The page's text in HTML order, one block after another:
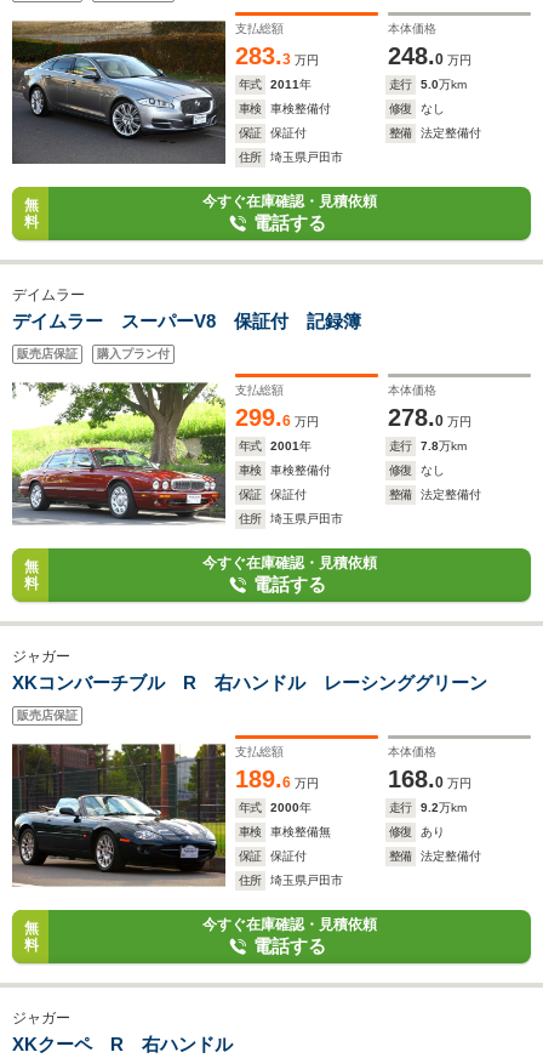
支払総額
283.3 万円
本体価格
248.0 万円
年式
2011年 走行 5.0万km
車検
車検整備付 修復
なし
保証
保証付 整備
法定整備付
住所
埼玉県戸田市
無
料
今すぐ在庫確認・見積依頼
電話する
デイムラー
デイムラー スーパーV8 保証付 記録簿
販売店保証 購入プラン付
支払総額
299.6 万円
本体価格
278.0 万円
年式
2001年 走行 7.8万km
車検
車検整備付 修復
なし
保証
保証付 整備
法定整備付
住所
埼玉県戸田市
無
料
今すぐ在庫確認・見積依頼
電話する
ジャガー
XKコンバーチブル R 右ハンドル レーシンググリーン
販売店保証
支払総額
189.6 万円
本体価格
168.0 万円
年式
2000年 走行 9.2万km
車検
車検整備無 修復
あり
保証
保証付 整備
法定整備付
住所
埼玉県戸田市
無
料
今すぐ在庫確認・見積依頼
電話する
ジャガー
XKクーペ R 右ハンドル